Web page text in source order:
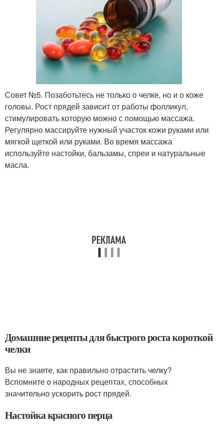
Совет №5. Позаботьтесь не только о челке, но и о коже
головы. Рост прядей зависит от работы фолликул,
стимулировать которую можно с помощью массажа.
Регулярно массируйте нужный участок кожи руками или
мягкой щеткой или руками. Во время массажа
используйте настойки, бальзамы, спреи и натуральные
масла.
Домашние рецепты для быстрого роста короткой
челки
Вы не знаете, как правильно отрастить челку?
Вспомните о народных рецептах, способных
значительно ускорить рост прядей.
Настойка красного перца